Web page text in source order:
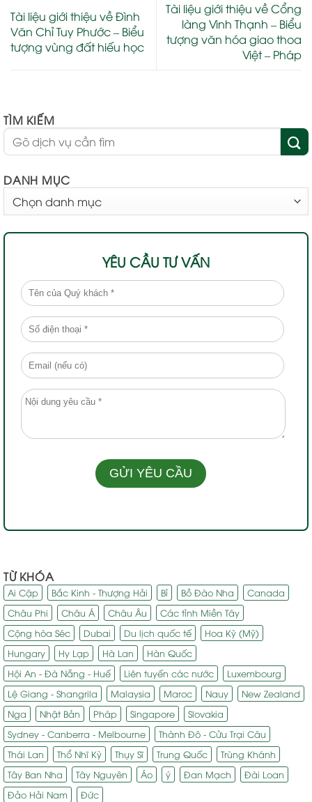
Tài liệu giới thiệu về Đình
Văn Chỉ Tuy Phước – Biểu
tượng vùng đất hiếu học
Tài liệu giới thiệu về Cổng
làng Vinh Thạnh – Biểu
tượng văn hóa giao thoa
Việt – Pháp
TÌM KIẾM
DANH MỤC
MỤC
YÊU CẦU TƯ VẤN
TỪ KHÓA
Ai Cập Bắc Kinh - Thượng Hải Bỉ Bồ Đào Nha
Canada
Châu Phi
Châu Á Châu Âu
Các tỉnh Miền Tây
Cộng hòa Séc
Dubai Du lịch quốc tế
Hoa Kỳ (Mỹ)
Hungary
Hy Lạp Hà Lan
Hàn Quốc
Hội An - Đà Nẵng - Huế
Liên tuyến các nước
Luxembourg
Lệ Giang - Shangrila
Malaysia Maroc Nauy
New Zealand
Nga
Nhật Bản Pháp Singapore
Slovakia
Sydney - Canberra - Melbourne
Thành Đô - Cửu Trại Câu
Thái Lan
Thổ Nhĩ Kỳ Thụy Sĩ Trung Quốc
Trùng Khánh
Tây Ban Nha
Tây Nguyên Áo ý Đan Mạch
Đài Loan
Đảo Hải Nam
Đức